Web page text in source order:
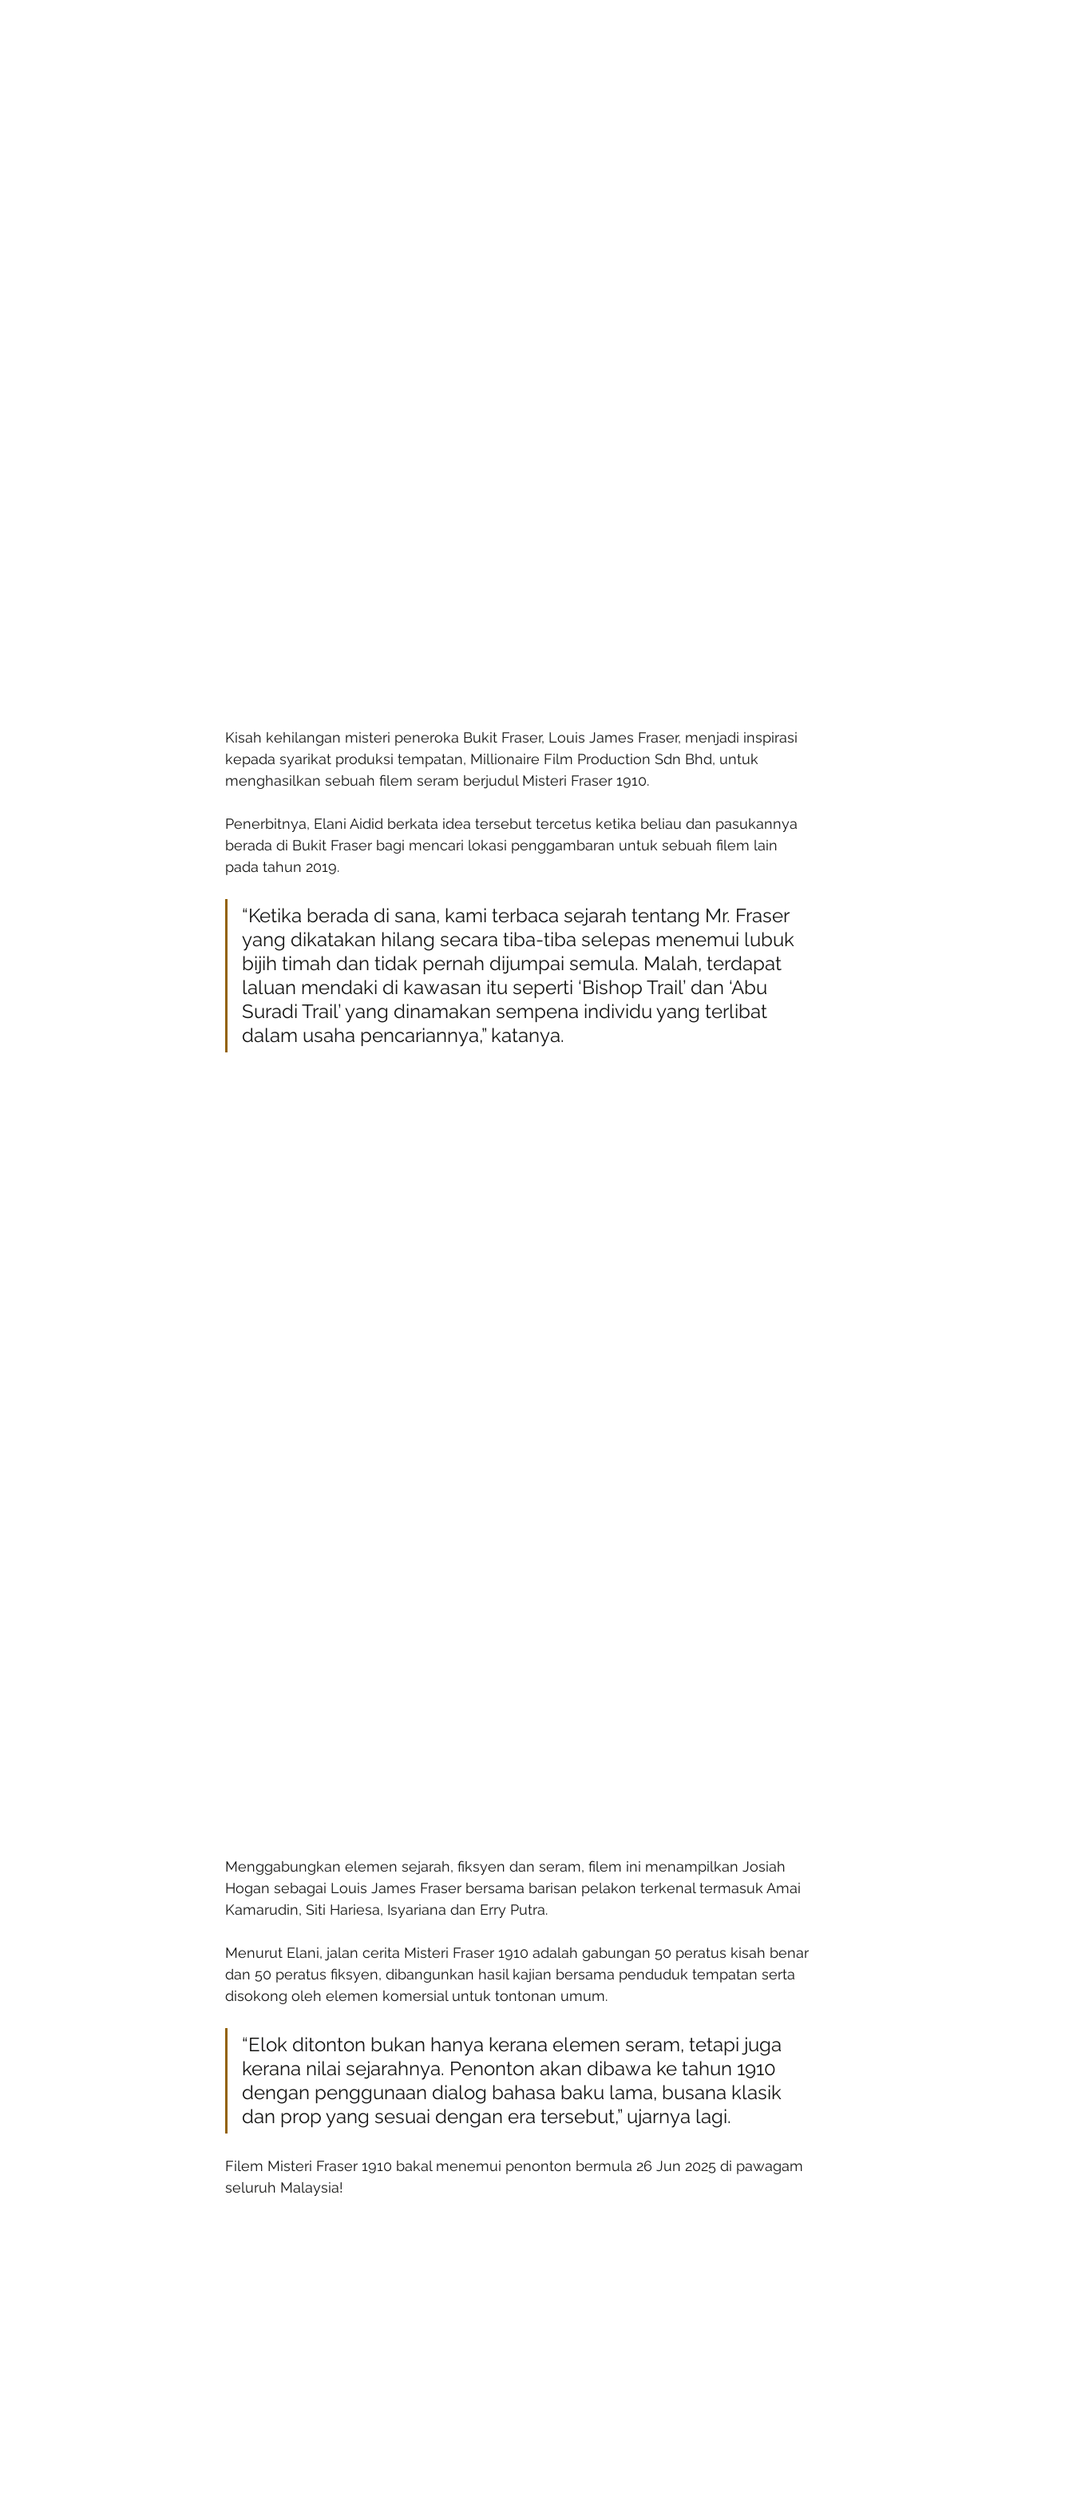
Kisah kehilangan misteri peneroka Bukit Fraser, Louis James Fraser, menjadi inspirasi
kepada syarikat produksi tempatan, Millionaire Film Production Sdn Bhd, untuk
menghasilkan sebuah filem seram berjudul Misteri Fraser 1910.
Penerbitnya, Elani Aidid berkata idea tersebut tercetus ketika beliau dan pasukannya
berada di Bukit Fraser bagi mencari lokasi penggambaran untuk sebuah filem lain
pada tahun 2019.
“Ketika berada di sana, kami terbaca sejarah tentang Mr. Fraser
yang dikatakan hilang secara tiba-tiba selepas menemui lubuk
bijih timah dan tidak pernah dijumpai semula. Malah, terdapat
laluan mendaki di kawasan itu seperti ‘Bishop Trail’ dan ‘Abu
Suradi Trail’ yang dinamakan sempena individu yang terlibat
dalam usaha pencariannya,” katanya.
Menggabungkan elemen sejarah, fiksyen dan seram, filem ini menampilkan Josiah
Hogan sebagai Louis James Fraser bersama barisan pelakon terkenal termasuk Amai
Kamarudin, Siti Hariesa, Isyariana dan Erry Putra.
Menurut Elani, jalan cerita Misteri Fraser 1910 adalah gabungan 50 peratus kisah benar
dan 50 peratus fiksyen, dibangunkan hasil kajian bersama penduduk tempatan serta
disokong oleh elemen komersial untuk tontonan umum.
“Elok ditonton bukan hanya kerana elemen seram, tetapi juga
kerana nilai sejarahnya. Penonton akan dibawa ke tahun 1910
dengan penggunaan dialog bahasa baku lama, busana klasik
dan prop yang sesuai dengan era tersebut,” ujarnya lagi.
Filem Misteri Fraser 1910 bakal menemui penonton bermula 26 Jun 2025 di pawagam
seluruh Malaysia!